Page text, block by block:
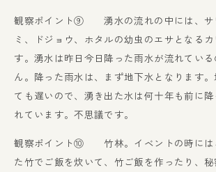
観察ポイント⑨ 湧水の流れの中には、サ
ミ、ドジョウ、ホタルの幼虫のエサとなる
す。湧水は昨日今日降った雨水が流れてい
ん。降った雨水は、まず地下水となります
ても遅いので、湧き出た水は何十年も前に
れています。不思議です。
観察ポイント⑩ 竹林。イベントの時には
た竹でご飯を炊いて、竹ご飯を作ったり、